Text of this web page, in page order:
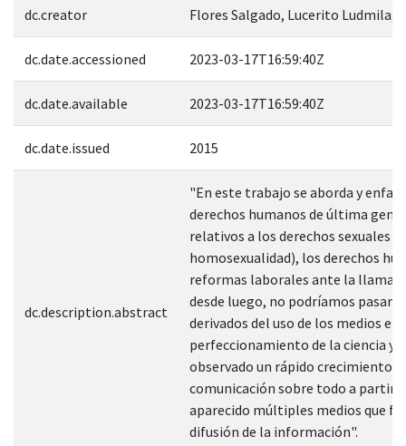
dc.creator Flores Salgado, Lucerito Ludmila;
dc.date.accessioned 2023-03-17T16:59:40Z
dc.date.available 2023-03-17T16:59:40Z
dc.date.issued 2015
dc.description.abstract
"En este trabajo se aborda y
derechos humanos de última
relativos a los derechos sexuales
homosexualidad), los derechos
reformas laborales ante la
desde luego, no podríamos pasar
derivados del uso de los medios
perfeccionamiento de la ciencia y
observado un rápido crecimiento
comunicación sobre todo a partir
aparecido múltiples medios que
difusión de la información".